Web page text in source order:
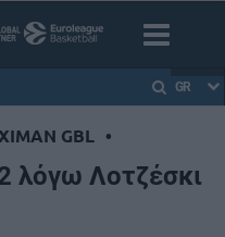
GR
GBL •
λόγω Λοτζέσκι